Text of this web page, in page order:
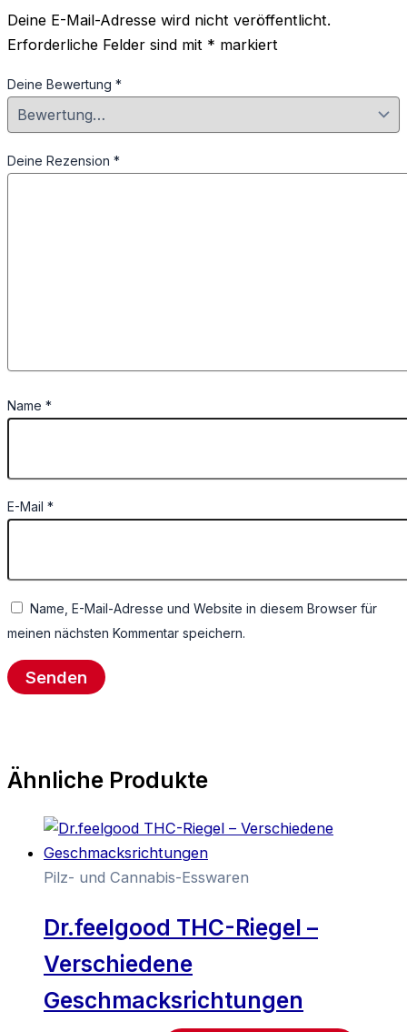
Deine E-Mail-Adresse wird nicht veröffentlicht.
Erforderliche Felder sind mit * markiert
Deine Bewertung *
Deine Rezension *
Name *
E-Mail *
Name, E-Mail-Adresse und Website in diesem Browser für
meinen nächsten Kommentar speichern.
Ähnliche Produkte
Pilz- und Cannabis-Esswaren
Dr.feelgood THC-Riegel –
Verschiedene
Geschmacksrichtungen